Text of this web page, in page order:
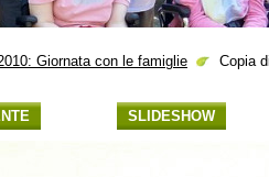
Giornata con le famiglie Copia
SLIDESHOW